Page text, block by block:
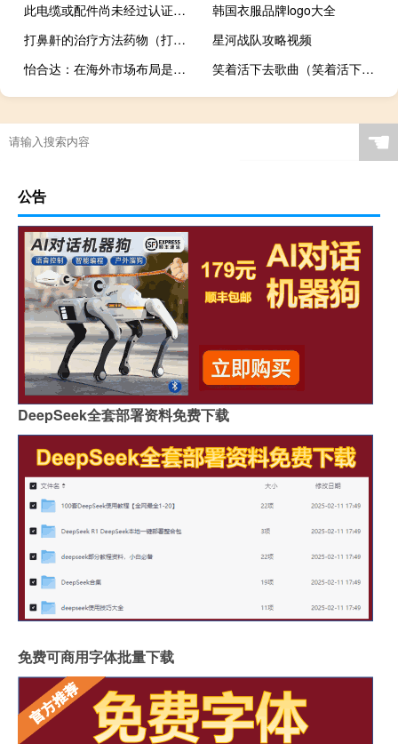
此电缆或配件尚未经过认证（此电缆或配件尚未经过认证）
韩国衣服品牌logo大全
打鼻鼾的治疗方法药物（打鼻鼾的治疗方法）
星河战队攻略视频
怡合达：在海外市场布局是中长期战略短期不会对公司整体营收产生显著影响
笑着活下去歌曲（笑着活下去表情包）
☚
公告
DeepSeek全套部署资料免费下载
免费可商用字体批量下载